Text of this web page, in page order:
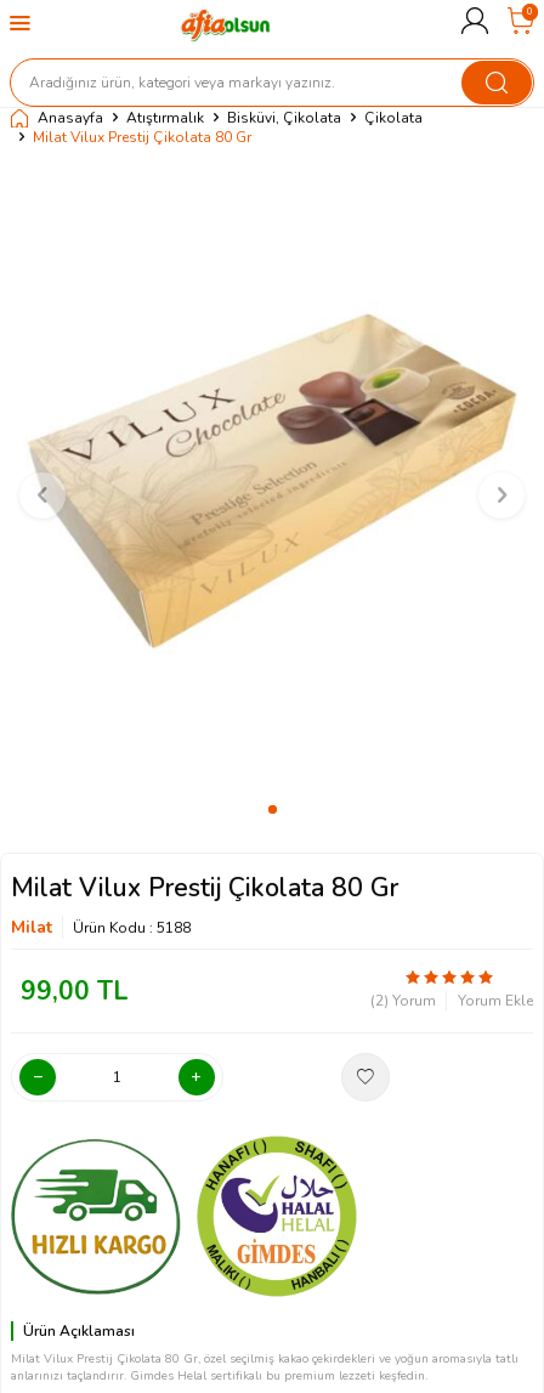
0
Anasayfa Atıştırmalık Bisküvi, Çikolata
Çikolata
Milat Vilux Prestij Çikolata 80 Gr
Milat Vilux Prestij Çikolata 80 Gr
Milat Ürün Kodu : 5188
99,00 TL (2) Yorum Yorum Ekle
Ürün Açıklaması
Milat Vilux Prestij Çikolata 80 Gr, özel seçilmiş kakao çekirdekleri ve yoğun aromasıyla tatlı
anlarınızı taçlandırır. Gimdes Helal sertifikalı bu premium lezzeti keşfedin.